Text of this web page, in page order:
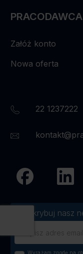
22 1237222
PRACODAWCA
Załóż konto
Nowa oferta
Subskrybuj nasz
Wyrażam zgodę na